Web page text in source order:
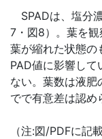
SPADは、塩分
7・図8）。葉を観
葉が縮れた状態の
PAD値に影響して
ない。葉数は液肥
でで有意差は認め
（注:図/PDFに記載